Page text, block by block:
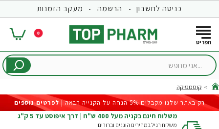
כניסה לחשבון הרשמה מעקב הזמנות
0
...אני
home
קוסמטיקה
רק באתר שלנו מקבלים 5% הנחה על הקנייה הבאה |
לפרטים נוספים
משלוח חינם בקניה מעל 400 ש"ח | דרך איפוסט עד 5 ק"ג
משלוח רגיל במחירים הוגנים וברורים: